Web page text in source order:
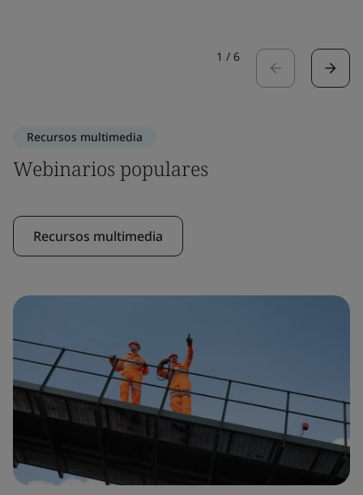
1 / 6
Recursos multimedia
Webinarios populares
Recursos multimedia